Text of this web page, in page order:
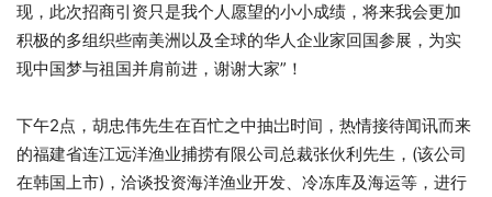
现，此次招商引资只是我个人愿望的小小成绩，将来我会更加
积极的多组织些南美洲以及全球的华人企业家回国参展，为实
现中国梦与祖国并肩前进，谢谢大家”！
下午2点，胡忠伟先生在百忙之中抽岀时间，热情接待闻讯而来
的福建省连江远洋渔业捕捞有限公司总裁张伙利先生，(该公司
在韩国上市)，洽谈投资海洋渔业开发、冷冻库及海运等，进行